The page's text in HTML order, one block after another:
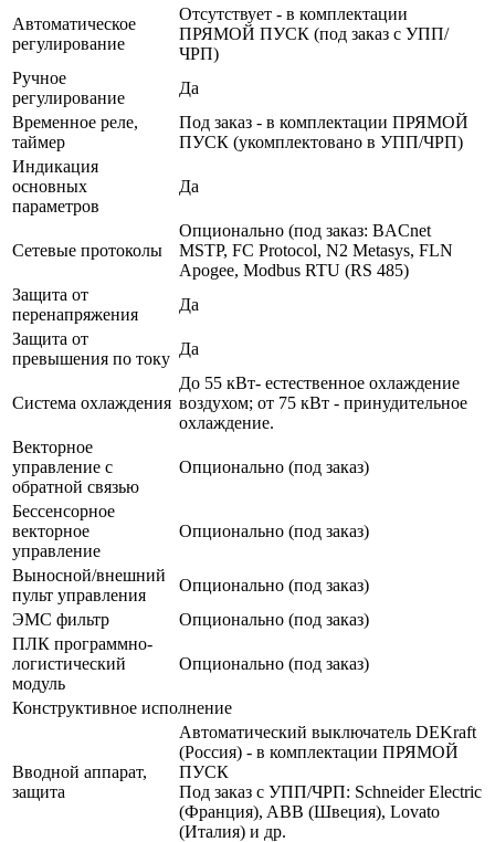
Автоматическое
регулирование
Отсутствует - в комплектации
ПРЯМОЙ ПУСК (под заказ с УПП/
ЧРП)
Ручное
регулирование
Да
Временное реле,
таймер
Под заказ - в комплектации ПРЯМОЙ
ПУСК (укомплектовано в УПП/ЧРП)
Индикация
основных
параметров
Да
Сетевые протоколы
Опционально (под заказ: BACnet
MSTP, FC Protocol, N2 Metasys, FLN
Apogee, Modbus RTU (RS 485)
Защита от
перенапряжения
Да
Защита от
превышения по току
Да
Система охлаждения
До 55 кВт- естественное охлаждение
воздухом; от 75 кВт - принудительное
охлаждение.
Векторное
управление с
обратной связью
Опционально (под заказ)
Бессенсорное
векторное
управление
Опционально (под заказ)
Выносной/внешний
пульт управления
Опционально (под заказ)
ЭМС фильтр
Опционально (под заказ)
ПЛК программно-
логистический
модуль
Опционально (под заказ)
Конструктивное исполнение
Вводной аппарат,
защита
Автоматический выключатель DEKraft
(Россия) - в комплектации ПРЯМОЙ
ПУСК
Под заказ с УПП/ЧРП: Schneider Electric
(Франция), ABB (Швеция), Lovato
(Италия) и др.